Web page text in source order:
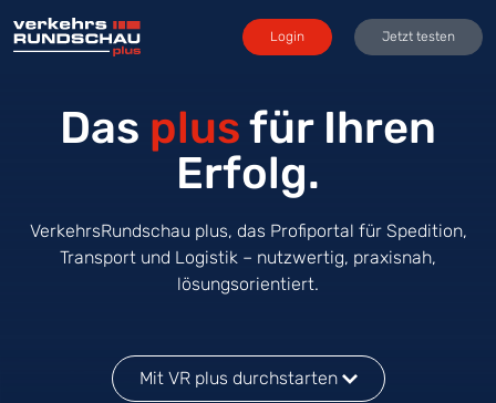
Login Jetzt testen
Das plusfür Ihren
Erfolg.
VerkehrsRundschau plus, das Profiportal für Spedition,
Transport und Logistik – nutzwertig, praxisnah,
lösungsorientiert.
Mit VR plus durchstarten